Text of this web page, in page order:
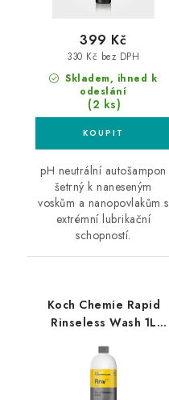
Skladem, ihned k
odeslání
(2 ks)
330 Kč bez DPH
399 Kč
pH neutrální autošampon
šetrný k naneseným
voskům a nanopovlakům s
extrémní lubrikační
schopností.
Koch Chemie Rapid
Rinseless Wash 1L
autošampon